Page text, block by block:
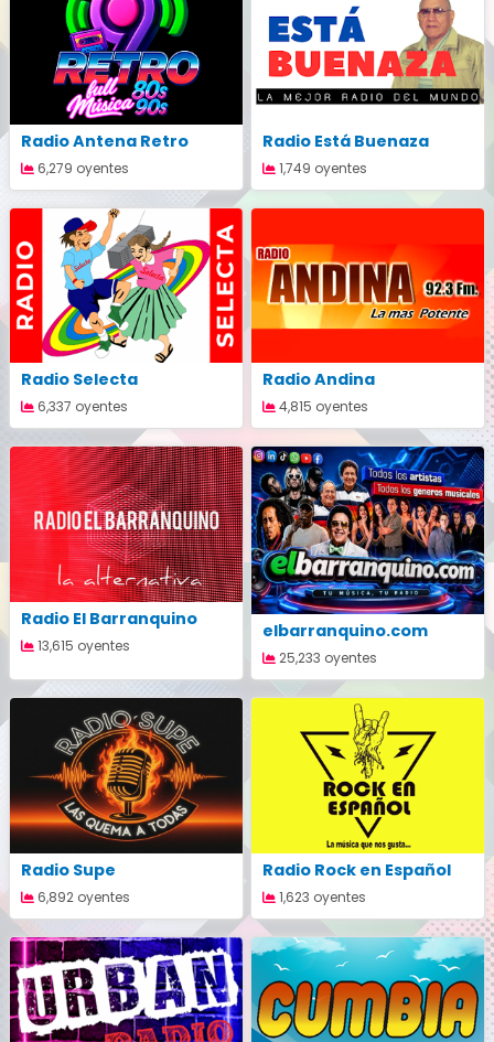
Radio Antena Retro
6,279 oyentes
Radio Está Buenaza
1,749 oyentes
Radio Selecta
6,337 oyentes
Radio Andina
4,815 oyentes
Radio El Barranquino
13,615 oyentes
elbarranquino.com
25,233 oyentes
Radio Supe
6,892 oyentes
Radio Rock en Español
1,623 oyentes